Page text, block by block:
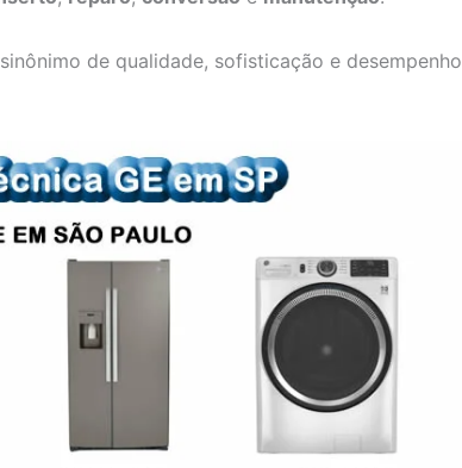
de qualidade, sofisticação e desempenho